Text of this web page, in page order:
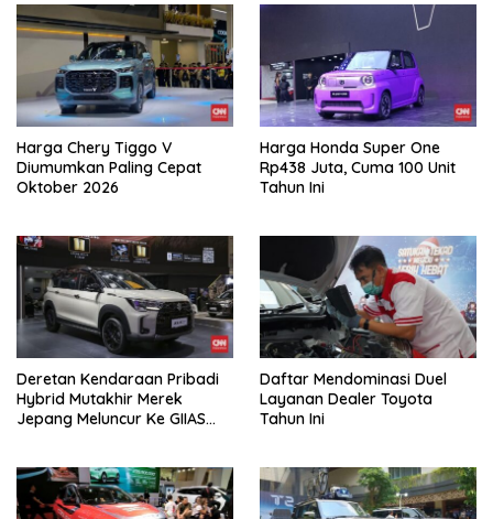
Harga Chery Tiggo V
Diumumkan Paling Cepat
Oktober 2026
Harga Honda Super One
Rp438 Juta, Cuma 100 Unit
Tahun Ini
Deretan Kendaraan Pribadi
Hybrid Mutakhir Merek
Jepang Meluncur Ke GIIAS
Daftar Mendominasi Duel
Layanan Dealer Toyota
Tahun Ini